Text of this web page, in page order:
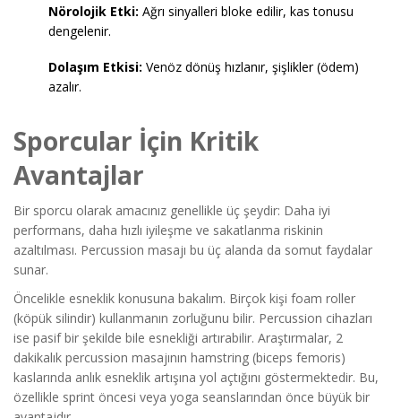
Nörolojik Etki: Ağrı sinyalleri bloke edilir, kas tonusu
dengelenir.
Dolaşım Etkisi: Venöz dönüş hızlanır, şişlikler (ödem)
azalır.
Sporcular İçin Kritik
Avantajlar
Bir sporcu olarak amacınız genellikle üç şeydir: Daha iyi
performans, daha hızlı iyileşme ve sakatlanma riskinin
azaltılması. Percussion masajı bu üç alanda da somut faydalar
sunar.
Öncelikle esneklik konusuna bakalım. Birçok kişi foam roller
(köpük silindir) kullanmanın zorluğunu bilir. Percussion cihazları
ise pasif bir şekilde bile esnekliği artırabilir. Araştırmalar, 2
dakikalık percussion masajının hamstring (biceps femoris)
kaslarında anlık esneklik artışına yol açtığını göstermektedir. Bu,
özellikle sprint öncesi veya yoga seanslarından önce büyük bir